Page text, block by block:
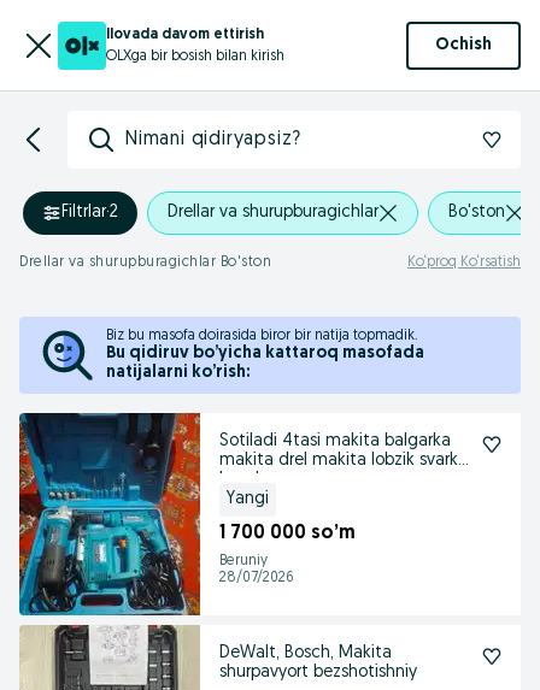
Ilovada davom ettirish
OLXga bir bosish bilan kirish
Ochish
Nimani qidiryapsiz?
Filtrlar·2 Drellar va shurupburagichlar Bo'ston
Drellar va shurupburagichlar Bo'ston Ko‘proq Ko‘rsatish
Biz bu masofa doirasida biror bir natija topmadik.
Bu qidiruv bo’yicha kattaroq masofada
natijalarni ko’rish:
Sotiladi 4tasi makita balgarka
makita drel makita lobzik svarka
Yangi
1 700 000 so’m
Beruniy
28/07/2026
DeWalt, Bosch, Makita
shurpavyort bezshotishniy